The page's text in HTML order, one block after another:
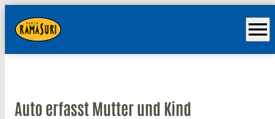
menu
Auto erfasst Mutter und Kind